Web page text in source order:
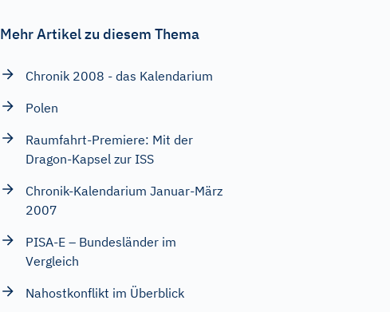
Mehr Artikel zu diesem Thema
Chronik 2008 - das Kalendarium
Polen
Raumfahrt-Premiere: Mit der
Dragon-Kapsel zur ISS
Chronik-Kalendarium Januar-März
2007
PISA-E – Bundesländer im
Vergleich
Nahostkonflikt im Überblick